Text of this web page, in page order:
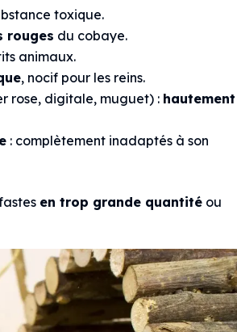
toxique.
rouges du cobaye.
animaux.
, nocif pour les reins.
rose, digitale, muguet) : hautement
: complètement inadaptés à son
en trop grande quantité ou